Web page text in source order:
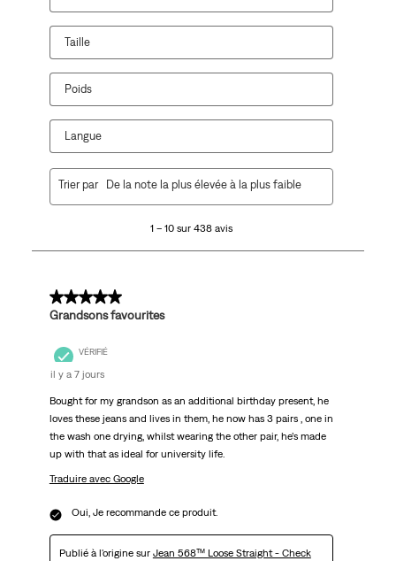
Taille
Poids
Langue
438
1 – 10 sur 438 avis
Trier par De la note la plus élevée à la plus faible
5 sur 5 étoiles.
Grandsons favourites
VÉRIFIÉ
il y a 7 jours
Bought for my grandson as an additional birthday present, he
loves these jeans and lives in them, he now has 3 pairs , one in
the wash one drying, whilst wearing the other pair, he’s made
up with that as ideal for university life.
Traduire avec Google
Oui, Je recommande ce produit.
Publié à l'origine sur Jean 568™ Loose Straight - Check